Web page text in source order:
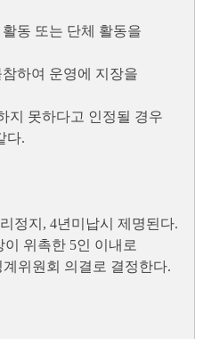
동 또는 단체 활동을
하여 운영에 지장을
지 못하다고 인정될 경우
다.
정지, 4년미납시 제명된다.
위촉한 5인 이내로
위원회 의결로 결정한다.